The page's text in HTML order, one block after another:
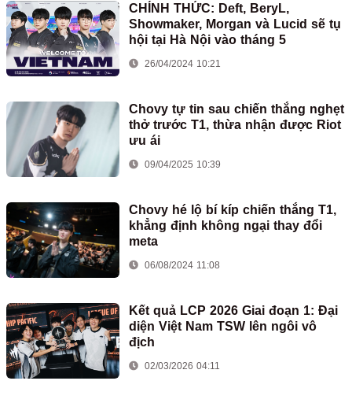
CHÍNH THỨC: Deft, BeryL,
Showmaker, Morgan và Lucid sẽ tụ
hội tại Hà Nội vào tháng 5
26/04/2024 10:21
Chovy tự tin sau chiến thắng nghẹt
thở trước T1, thừa nhận được Riot
ưu ái
09/04/2025 10:39
Chovy hé lộ bí kíp chiến thắng T1,
khẳng định không ngại thay đổi
meta
06/08/2024 11:08
Kết quả LCP 2026 Giai đoạn 1: Đại
diện Việt Nam TSW lên ngôi vô
địch
02/03/2026 04:11